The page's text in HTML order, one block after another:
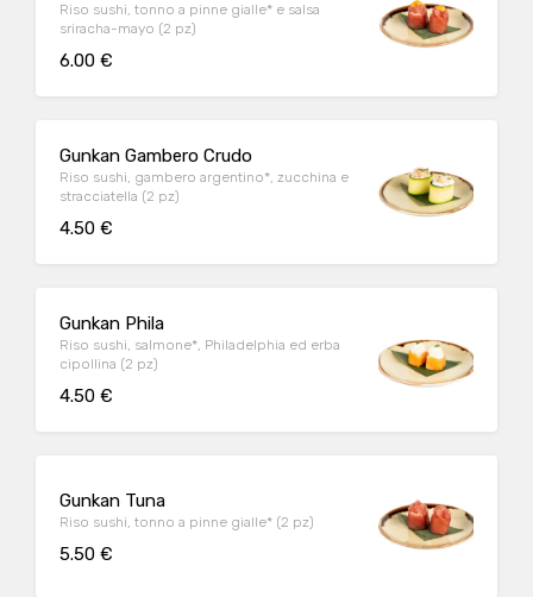
Riso sushi, tonno a pinne gialle* e salsa
sriracha-mayo (2 pz)
6.00 €
Gunkan Gambero Crudo
Riso sushi, gambero argentino*, zucchina e
stracciatella (2 pz)
4.50 €
Gunkan Phila
Riso sushi, salmone*, Philadelphia ed erba
cipollina (2 pz)
4.50 €
Gunkan Tuna
Riso sushi, tonno a pinne gialle* (2 pz)
5.50 €